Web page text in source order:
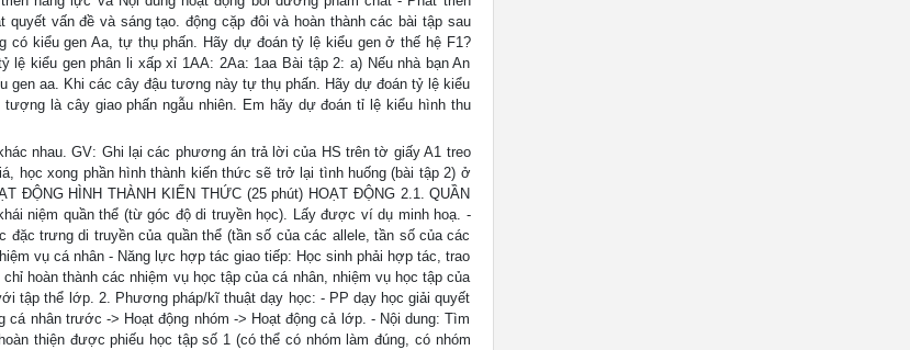
vấn đề và sáng tạo. động cặp đôi và hoàn thành các bài tập sau
kiểu gen Aa, tự thụ phấn. Hãy dự đoán tỷ lệ kiểu gen ở thế hệ F1?
kiểu gen phân li xấp xỉ 1AA: 2Aa: 1aa Bài tập 2: a) Nếu nhà bạn An
gen aa. Khi các cây đậu tương này tự thụ phấn. Hãy dự đoán tỷ lệ kiểu
là cây giao phấn ngẫu nhiên. Em hãy dự đoán tỉ lệ kiểu hình thu
nhau. GV: Ghi lại các phương án trả lời của HS trên tờ giấy A1 treo
học xong phần hình thành kiến thức sẽ trở lại tình huống (bài tập 2) ở
ĐỘNG HÌNH THÀNH KIẾN THỨC (25 phút) HOẠT ĐỘNG 2.1. QUẦN
niệm quần thể (từ góc độ di truyền học). Lấy được ví dụ minh hoạ. -
trưng di truyền của quần thể (tần số của các allele, tần số của các
vụ cá nhân - Năng lực hợp tác giao tiếp: Học sinh phải hợp tác, trao
hoàn thành các nhiệm vụ học tập của cá nhân, nhiệm vụ học tập của
tập thể lớp. 2. Phương pháp/kĩ thuật dạy học: - PP dạy học giải quyết
nhân trước -> Hoạt động nhóm -> Hoạt động cả lớp. - Nội dung: Tìm
thiện được phiếu học tập số 1 (có thể có nhóm làm đúng, có nhóm